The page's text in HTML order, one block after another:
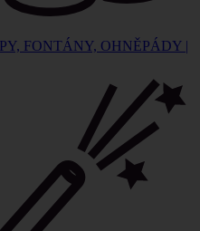
FONTÁNY, OHNĚPÁDY |